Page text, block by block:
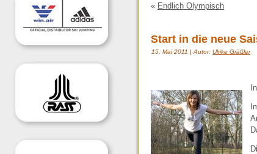
« Endlich Olympisch
Start in die neue
15. Mai 2011 | Autor: Ulrike Gräßler